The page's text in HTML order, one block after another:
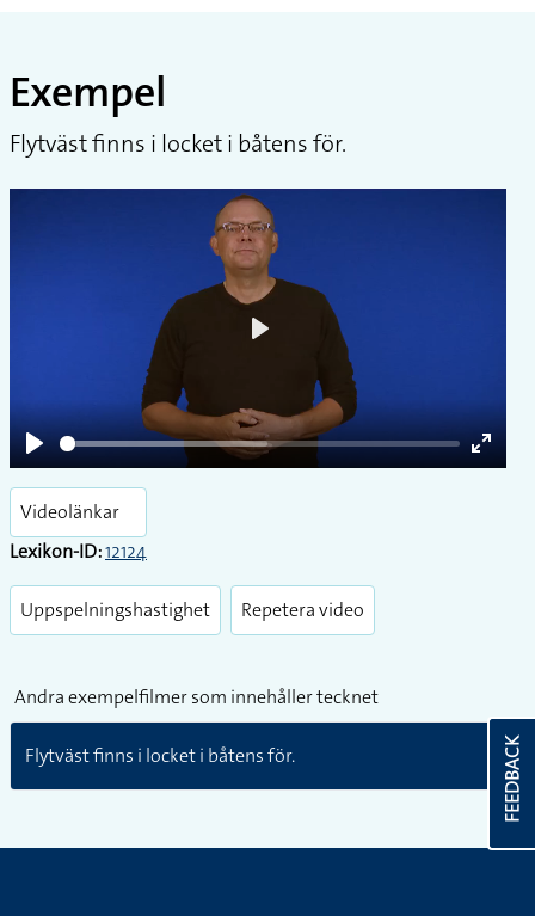
Exempel
Flytväst finns i locket i båtens för.
Play
Enter
Videolänkar
Lexikon-ID:12124
Uppspelningshastighet Repetera video
Andra exempelfilmer som innehåller tecknet
Flytväst finns i locket i båtens för. FEEDBACK